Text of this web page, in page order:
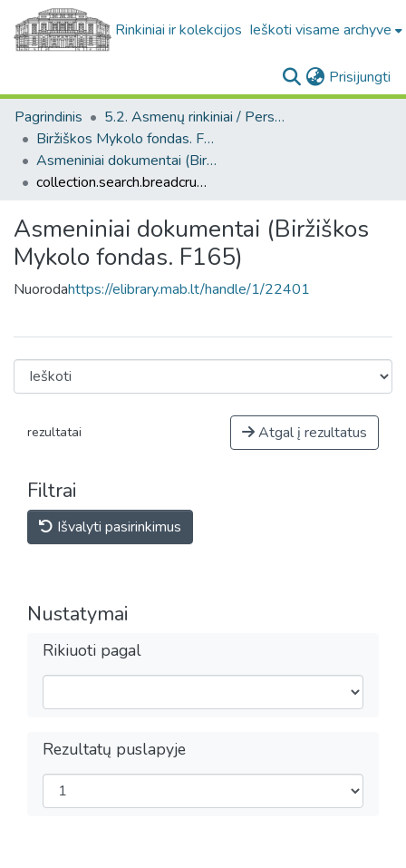
Rinkiniai ir kolekcijos Ieškoti visame archyve
Prisijungti
Pagrindinis
5.2. Asmenų rinkiniai / Personal collections
Biržiškos Mykolo fondas. F165
Asmeniniai dokumentai (Biržiškos Mykolo fondas. F165)
collection.search.breadcrumbs
Asmeniniai dokumentai (Biržiškos
Mykolo fondas. F165)
Nuorodahttps://elibrary.mab.lt/handle/1/22401
rezultatai Atgal į rezultatus
Filtrai
Išvalyti pasirinkimus
Nustatymai
Rikiuoti pagal
Rezultatų puslapyje